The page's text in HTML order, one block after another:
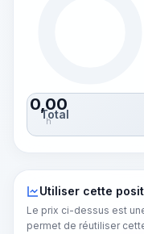
0,00
h
Total
Utiliser cette
Le prix ci-dessus est
permet de réutiliser